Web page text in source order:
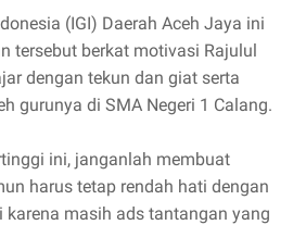
(IGI) Daerah Aceh Jaya ini
tersebut berkat motivasi Rajulul
dengan tekun dan giat serta
gurunya di SMA Negeri 1 Calang.
ini, janganlah membuat
harus tetap rendah hati dengan
karena masih ads tantangan yang